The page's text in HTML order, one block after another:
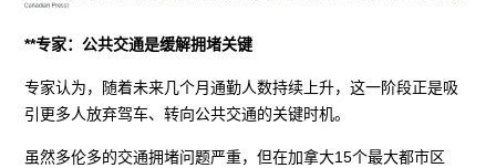
**专家：公共交通是缓解拥堵关键
专家认为，随着未来几个月通勤人数持续上升，这一阶段正是吸
引更多人放弃驾车、转向公共交通的关键时机。
虽然多伦多的交通拥堵问题严重，但在加拿大15个最大都市区